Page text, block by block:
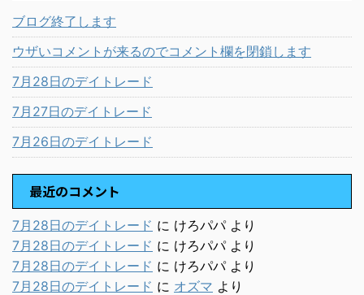
ブログ終了します
ウザいコメントが来るのでコメント欄を閉鎖します
7月28日のデイトレード
7月27日のデイトレード
7月26日のデイトレード
最近のコメント
7月28日のデイトレード に けろパパより
7月28日のデイトレード に けろパパより
7月28日のデイトレード に けろパパより
7月28日のデイトレード に オズマ より